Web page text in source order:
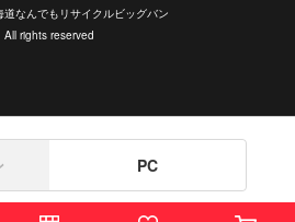
なんでもリサイクルビッグバン
All rights reserved
PC